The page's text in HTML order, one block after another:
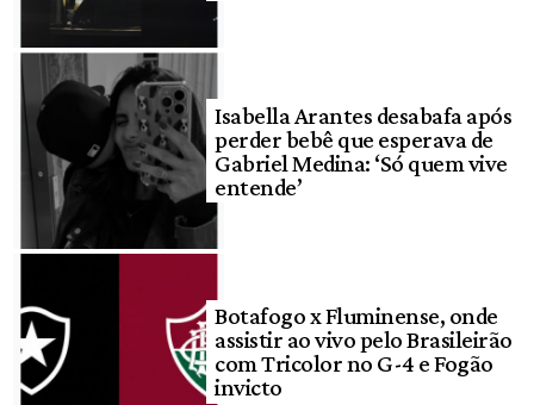
Isabella Arantes desabafa após
perder bebê que esperava de
Gabriel Medina: ‘Só quem vive
entende’
Botafogo x Fluminense, onde
assistir ao vivo pelo Brasileirão
com Tricolor no G-4 e Fogão
invicto